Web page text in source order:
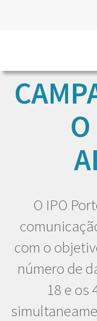
O IPO
com o
número de
18 e os